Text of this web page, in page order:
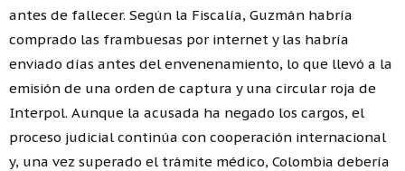
antes de fallecer. Según la Fiscalía, Guzmán habría
comprado las frambuesas por internet y las habría
enviado días antes del envenenamiento, lo que llevó a la
emisión de una orden de captura y una circular roja de
Interpol. Aunque la acusada ha negado los cargos, el
proceso judicial continúa con cooperación internacional
y, una vez superado el trámite médico, Colombia debería